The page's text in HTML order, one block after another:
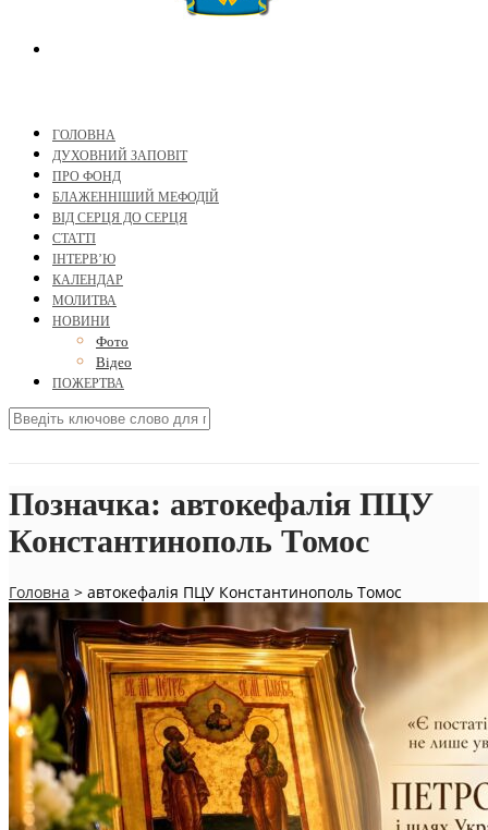
ГОЛОВНА
ДУХОВНИЙ ЗАПОВІТ
ПРО ФОНД
БЛАЖЕННІШИЙ МЕФОДІЙ
ВІД СЕРЦЯ ДО СЕРЦЯ
СТАТТІ
ІНТЕРВ’Ю
КАЛЕНДАР
МОЛИТВА
НОВИНИ
Фото
Відео
ПОЖЕРТВА
Позначка: автокефалія ПЦУ
Константинополь Томос
Головна > автокефалія ПЦУ Константинополь Томос